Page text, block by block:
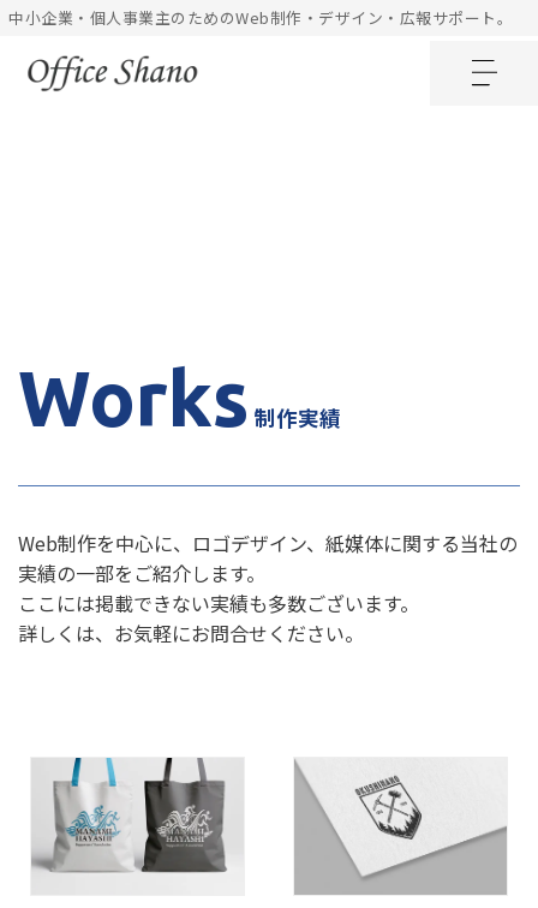
内
容中小企業・個人事業主のためのWeb制作・デザイン・広報サポート。
Works 制作実績
Web制作を中心に、ロゴデザイン、紙媒体に関する当社の
実績の一部をご紹介します。
ここには掲載できない実績も多数ございます。
詳しくは、お気軽にお問合せください。